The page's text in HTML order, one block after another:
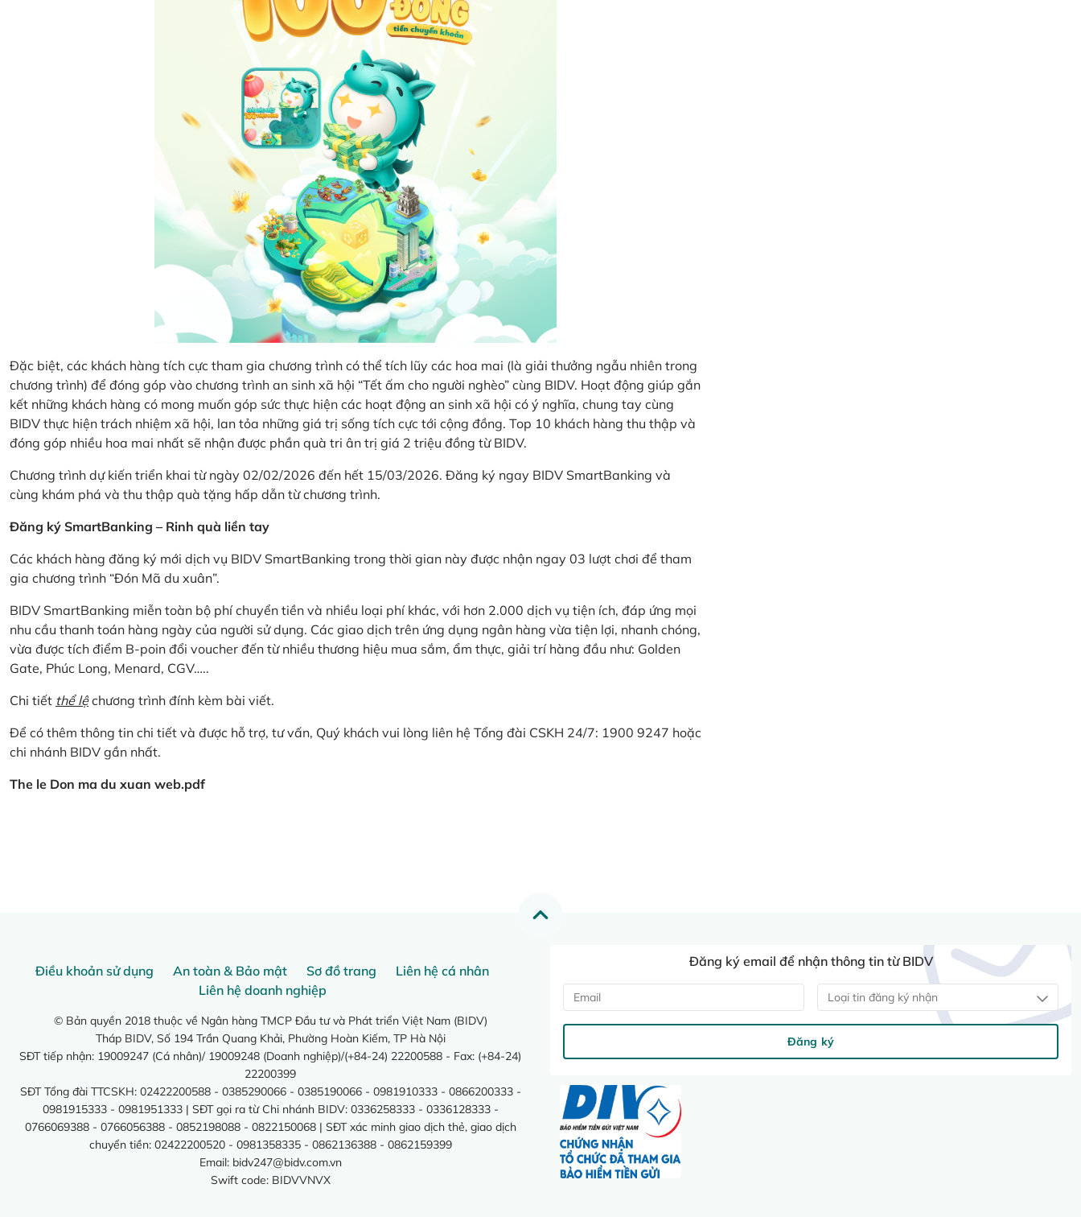
Đặc biệt, các khách hàng tích cực tham gia chương trình có thể tích lũy các hoa mai (là giải thưởng ngẫu nhiên trong
chương trình) để đóng góp vào chương trình an sinh xã hội “Tết ấm cho người nghèo” cùng BIDV. Hoạt động giúp gắn
kết những khách hàng có mong muốn góp sức thực hiện các hoạt động an sinh xã hội có ý nghĩa, chung tay cùng
BIDV thực hiện trách nhiệm xã hội, lan tỏa những giá trị sống tích cực tới cộng đồng. Top 10 khách hàng thu thập và
đóng góp nhiều hoa mai nhất sẽ nhận được phần quà tri ân trị giá 2 triệu đồng từ BIDV.
Chương trình dự kiến triển khai từ ngày 02/02/2026 đến hết 15/03/2026. Đăng ký ngay BIDV SmartBanking và
cùng khám phá và thu thập quà tặng hấp dẫn từ chương trình.
Đăng ký SmartBanking – Rinh quà liền tay
Các khách hàng đăng ký mới dịch vụ BIDV SmartBanking trong thời gian này được nhận ngay 03 lượt chơi để tham
gia chương trình “Đón Mã du xuân”.
BIDV SmartBanking miễn toàn bộ phí chuyển tiền và nhiều loại phí khác, với hơn 2.000 dịch vụ tiện ích, đáp ứng mọi
nhu cầu thanh toán hàng ngày của người sử dụng. Các giao dịch trên ứng dụng ngân hàng vừa tiện lợi, nhanh chóng,
vừa được tích điểm B-poin đổi voucher đến từ nhiều thương hiệu mua sắm, ẩm thực, giải trí hàng đầu như: Golden
Gate, Phúc Long, Menard, CGV…..
Chi tiết thể lệchương trình đính kèm bài viết.
Để có thêm thông tin chi tiết và được hỗ trợ, tư vấn, Quý khách vui lòng liên hệ Tổng đài CSKH 24/7: 1900 9247 hoặc
chi nhánh BIDV gần nhất.
The le Don ma du xuan web.pdf
Điều khoản sử dụng An toàn & Bảo mật Sơ đồ trang
Liên hệ cá nhân
Liên hệ doanh nghiệp
© Bản quyền 2018 thuộc về Ngân hàng TMCP Đầu tư và Phát triển Việt Nam (BIDV)
Tháp BIDV, Số 194 Trần Quang Khải, Phường Hoàn Kiếm, TP Hà Nội
SĐT tiếp nhận: 19009247 (Cá nhân)/ 19009248 (Doanh nghiệp)/(+84-24) 22200588 - Fax: (+84-24)
22200399
SĐT Tổng đài TTCSKH: 02422200588 - 0385290066 - 0385190066 - 0981910333 - 0866200333 -
0981915333 - 0981951333 | SĐT gọi ra từ Chi nhánh BIDV: 0336258333 - 0336128333 -
0766069388 - 0766056388 - 0852198088 - 0822150068 | SĐT xác minh giao dịch thẻ, giao dịch
chuyển tiền: 02422200520 - 0981358335 - 0862136388 - 0862159399
Email: bidv247@bidv.com.vn
Swift code: BIDVVNVX
Đăng ký email để nhận thông tin từ BIDV
Loại tin đăng ký nhận
Đăng ký